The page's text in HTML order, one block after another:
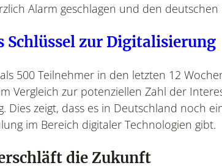
Alarm geschlagen und den
Schlüssel zur Digitalisierung
500 Teilnehmer in den letzten 12
Vergleich zur potenziellen Zahl der
Dies zeigt, dass es in Deutschland noch
im Bereich digitaler Technologien gibt.
die Zukunft